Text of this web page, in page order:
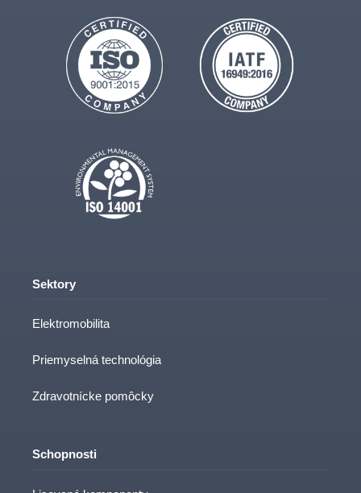
Sektory
Elektromobilita
Priemyselná technológia
Zdravotnícke pomôcky
Schopnosti